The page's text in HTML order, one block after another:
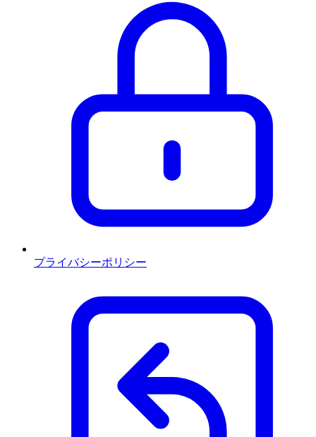
プライバシーポリシー